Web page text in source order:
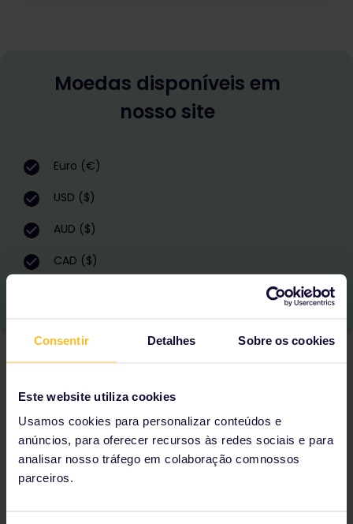
Consentir Detalhes Sobre os cookies
Este website utiliza cookies
Usamos cookies para personalizar conteúdos e
anúncios, para oferecer recursos às redes sociais e para
analisar nosso tráfego em colaboração comnossos
parceiros.
Moedas disponíveis em
nosso site
Euro (€)
USD ($)
AUD ($)
CAD ($)